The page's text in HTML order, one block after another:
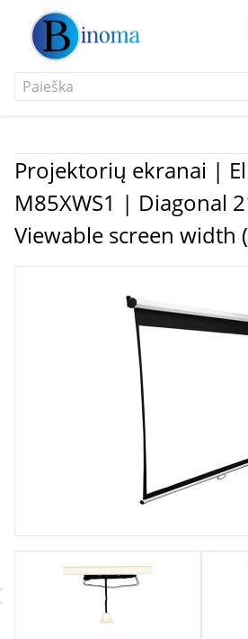
Projektorių ekranai | Elite Screens |
M85XWS1 | Diagonal
Viewable screen width
White